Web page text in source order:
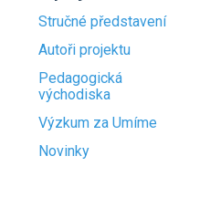
Stručné představení
Autoři projektu
Pedagogická
východiska
Výzkum za Umíme
Novinky